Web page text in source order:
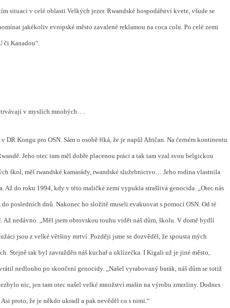
situaci v celé oblasti Velkých jezer. Rwandské hospodářství kvete, všude se
jakékoliv evropské město zavalené reklamou na coca colu. Po celé zemi
či Kanadou“.
v myslích mnohých….
Kongu pro OSN. Sám o osobě říká, že je napůl Afričan. Na černém kontinentu
Jeho otec tam měl dobře placenou práci a tak tam vzal svou belgickou
škol, měl rwandské kamarády, rwandské služebnictvo… Jeho rodina vlastnila
do roku 1994, kdy v této maličké zemi vypukla strašlivá genocida. „Otec nás
posledních dnů. Nakonec ho složitě museli evakuovat s pomocí OSN. Od té
nedávno. „Měl jsem obrovskou touhu vidět náš dům, školu. V domě bydlí
jsou z velké většiny mrtví. Později jsme se dozvěděl, že spousta mých
Stejně tak byl zavražděn náš kuchař a uklízečka. I Kigali už je jiné město,
nedlouho po skončení genocidy. „Našel vyrabovaný barák, náš dům se totiž
nic, jen tam otec našel velké množství mašin na výrobu zmrzliny. Dodnes
proto, že je někdo ukradl a pak nevěděl co s nimi.“